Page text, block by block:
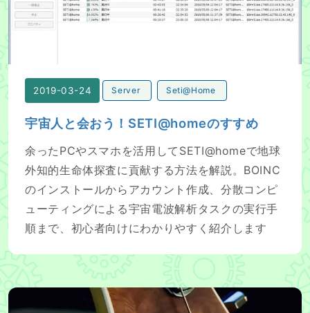
2019-03-24 Server Seti@Home
宇宙人と会おう！SETI@homeのすすめ
余ったPCやスマホを活用してSETI@homeで地球
外知的生命体探査に貢献する方法を解説。BOINC
のインストールからアカウント作成、分散コンピ
ューティングによる宇宙電波解析タスクの実行手
順まで、初心者向けにわかりやすく紹介します
使用機材一覧